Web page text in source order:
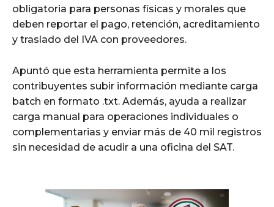
obligatoria para personas físicas y morales que
deben reportar el pago, retención, acreditamiento
y traslado del IVA con proveedores.
Apuntó que esta herramienta permite a los
contribuyentes subir información mediante carga
batch en formato .txt. Además, ayuda a realizar
carga manual para operaciones individuales o
complementarias y enviar más de 40 mil registros
sin necesidad de acudir a una oficina del SAT.